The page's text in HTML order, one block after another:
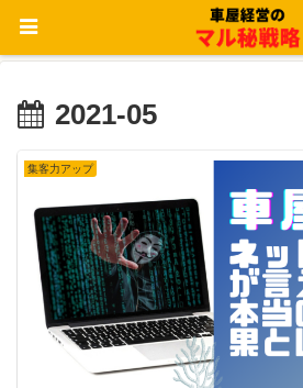
2021-05
集客力アップ